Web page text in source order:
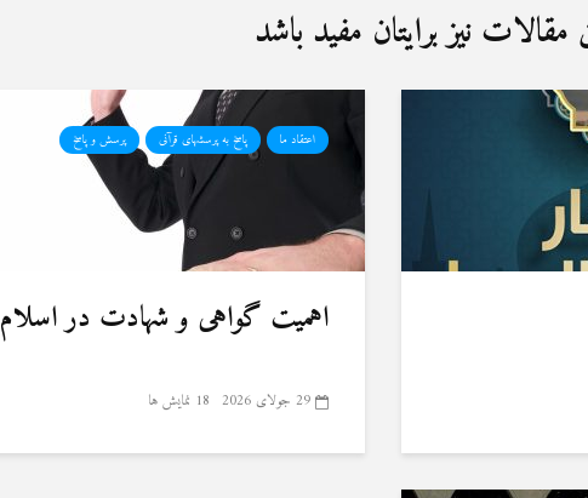
نیز برایتان مفید باشد
اعتقاد ما پاسخ به پرسشهای قرآنی پرسش و پاسخ
اهمیت گواهی و شهادت در اسلام
29 جولای 2026 18 نمایش ها